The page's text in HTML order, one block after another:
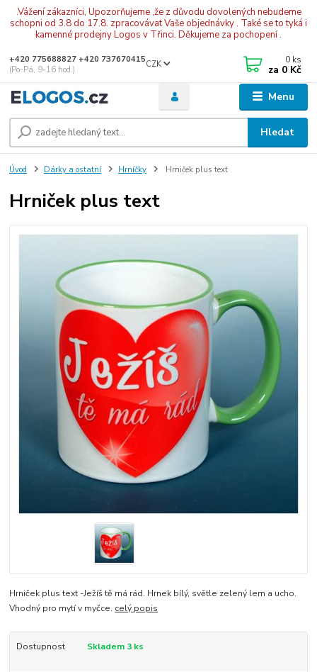
.Vážení zákazníci, Upozorňujeme ,že z důvodu dovolených nebudeme
schopni od 3.8 do 17.8. zpracovávat Vaše objednávky . Také se to tyká i
kamenné prodejny Logos v Třinci. Děkujeme za pochopení .
Menu
CZK
Hledat
+420 775688827 +420 737670415
(Po-Pá, 9-16 hod.)
0 ks
za 0 Kč
Úvod Dárky a ostatní Hrníčky Hrniček plus text
Hrniček plus text
Hrniček plus text -Ježíš tě má rád. Hrnek bílý, světle zelený lem a ucho.
Vhodný pro mytí v myčce. celý popis
Dostupnost Skladem 3 ks